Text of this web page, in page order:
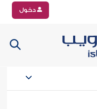
دخول